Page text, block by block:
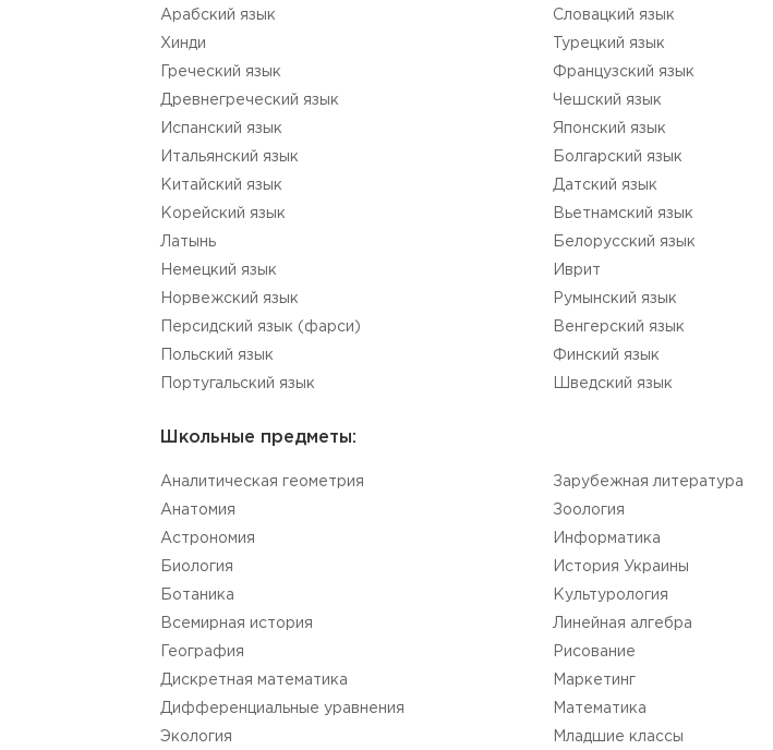
Aрабский язык
Хинди
Греческий язык
Древнегреческий язык
Испанский язык
Итальянский язык
Китайский язык
Корейский язык
Латынь
Немецкий язык
Норвежский язык
Персидский язык (фарси)
Польский язык
Португальский язык
Словацкий язык
Турецкий язык
Французский язык
Чешский язык
Японский язык
Болгарский язык
Датский язык
Вьетнамский язык
Белорусский язык
Иврит
Румынский язык
Венгерский язык
Финский язык
Шведский язык
Школьные предметы:
Aналитическая геометрия
Aнатомия
Астрономия
Биология
Ботаника
Всемирная история
География
Дискретная математика
Дифференциальные уравнения
Экология
Зарубежная литература
Зоология
Информатика
История Украины
Культурология
Линейная алгебра
Рисование
Маркетинг
Математика
Младшие классы